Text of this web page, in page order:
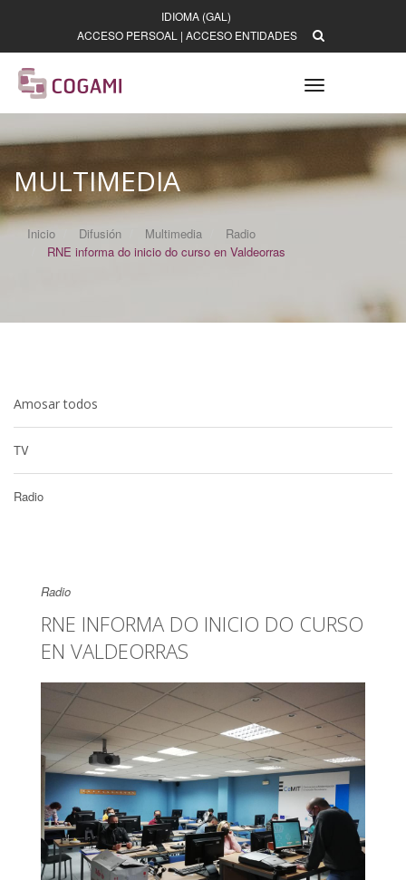
IDIOMA (GAL)
ACCESO PERSOAL | ACCESO ENTIDADES
Toggle
navigation
MULTIMEDIA
Inicio Difusión Multimedia
Radio
RNE informa do inicio do curso en Valdeorras
Amosar todos
TV
Radio
Radio
RNE INFORMA DO INICIO DO CURSO
EN VALDEORRAS